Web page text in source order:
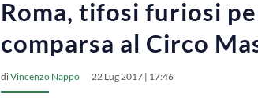
Roma, tifosi furiosi
comparsa al Circo
diVincenzo Nappo 22 Lug 2017 | 17:46